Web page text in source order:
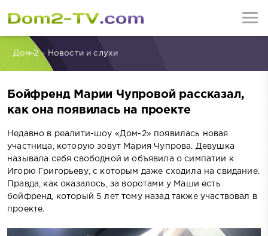
Дом-2» Новости и слухи
Бойфренд Марии Чупровой рассказал,
как она появилась на проекте
Недавно в реалити-шоу «Дом-2» появилась новая
участница, которую зовут Мария Чупрова. Девушка
называла себя свободной и объявила о симпатии к
Игорю Григорьеву, с которым даже сходила на свидание.
Правда, как оказалось, за воротами у Маши есть
бойфренд, который 5 лет тому назад также участвовал в
проекте.